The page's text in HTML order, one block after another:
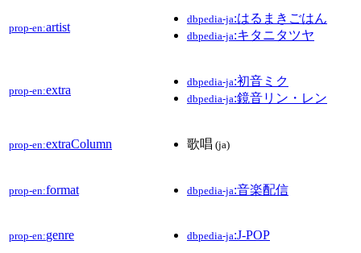
prop-en:artist
dbpedia-ja:はるまきごはん
dbpedia-ja:キタニタツヤ
prop-en:extra
dbpedia-ja:初音ミク
dbpedia-ja:鏡音リン・レン
prop-en:extraColumn 歌唱 (ja)
prop-en:format dbpedia-ja:音楽配信
prop-en:genre dbpedia-ja:J-POP